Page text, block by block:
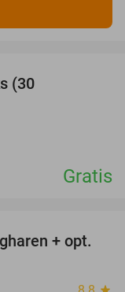
(30
Gratis
41%
+ opt.